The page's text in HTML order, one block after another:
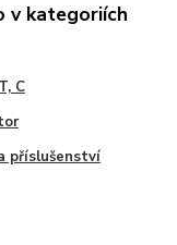
v kategoriích
C
příslušenství